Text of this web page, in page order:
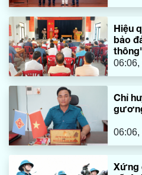
Hiệu
bảo
06:06,
Chỉ
06:06,
Xứng